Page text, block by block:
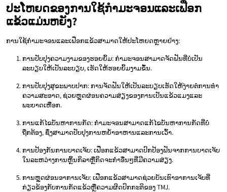
ປະໂຫຍດຂອງການໃຊ້ກໍາມະຈອນແລະເຟືອກ
ແຂ້ວແມ່ນຫຍັງ?
ການໃຊ້ກໍາມະຈອນແລະເຟືອກແຂ້ວສາມາດໃຫ້ປະໂຫຍດຫຼາຍຢ່າງ:
ການປັບປຸງຄວາມງາມຂອງຮອຍຍິ້ມ: ກໍາມະຈອນສາມາດຈັດຟັນທີ່ບໍ່ເປັນ
ລະບຽບໃຫ້ເປັນລະບຽບ, ເຮັດໃຫ້ຮອຍຍິ້ມງາມຂຶ້ນ.
ການປັບປຸງສຸຂະພາບປາກ: ການຈັດຟັນໃຫ້ເປັນລະບຽບເຮັດໃຫ້ງ່າຍຕໍ່ການທໍາ
ຄວາມສະອາດ, ຊ່ວຍຫຼຸດຜ່ອນຄວາມສ່ຽງຂອງການເປັນແຂ້ວແມງແລະ
ພະຍາດເຫືອກ.
ການແກ້ໄຂບັນຫາການກັດ: ກໍາມະຈອນສາມາດແກ້ໄຂບັນຫາການກັດທີ່ບໍ່
ຖືກຕ້ອງ, ຊຶ່ງສາມາດປັບປຸງການຫຍໍ້າອາຫານແລະການເວົ້າ.
ການປ້ອງກັນການບາດເຈັບ: ເຟືອກແຂ້ວສາມາດປົກປ້ອງຟັນຈາກການບາດເຈັບ
ໃນລະຫວ່າງການຫຼິ້ນກິລາຫຼືກິດຈະກໍາອື່ນໆທີ່ມີຄວາມສ່ຽງ.
ການຫຼຸດຜ່ອນອາການເຈັບ: ເຟືອກແຂ້ວສາມາດຊ່ວຍບັນເທົາອາການເຈັບທີ່
ກ່ຽວຂ້ອງກັບການກັດແຂ້ວຫຼືຄວາມຜິດປົກກະຕິຂອງ TMJ.